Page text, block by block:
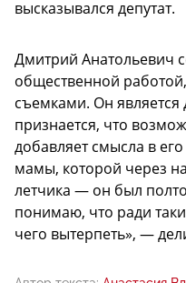
высказывался депутат.
Дмитрий Анатольевич
общественной
съемками. Он является
признается, что
добавляет смысла в
мамы, которой через
летчика — он был
понимаю, что ради
чего вытерпеть», —